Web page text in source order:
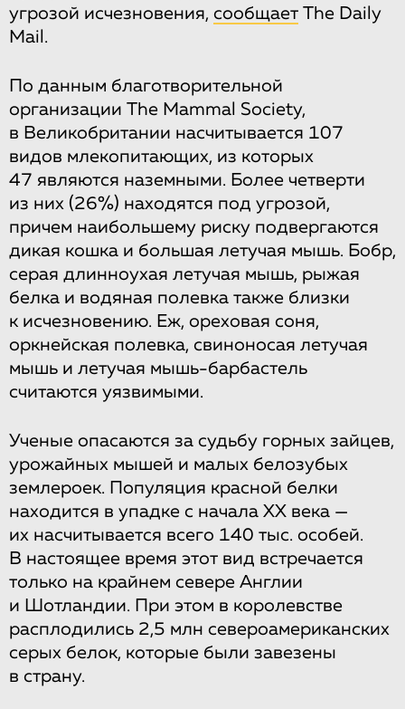
угрозой исчезновения, сообщает The Daily
Mail.
По данным благотворительной
организации The Mammal Society,
в Великобритании насчитывается 107
видов млекопитающих, из которых
47 являются наземными. Более четверти
из них (26%) находятся под угрозой,
причем наибольшему риску подвергаются
дикая кошка и большая летучая мышь. Бобр,
серая длинноухая летучая мышь, рыжая
белка и водяная полевка также близки
к исчезновению. Еж, ореховая соня,
оркнейская полевка, свиноносая летучая
мышь и летучая мышь-барбастель
считаются уязвимыми.
Ученые опасаются за судьбу горных зайцев,
урожайных мышей и малых белозубых
землероек. Популяция красной белки
находится в упадке с начала ХХ века —
их насчитывается всего 140 тыс. особей.
В настоящее время этот вид встречается
только на крайнем севере Англии
и Шотландии. При этом в королевстве
расплодились 2,5 млн североамериканских
серых белок, которые были завезены
в страну.